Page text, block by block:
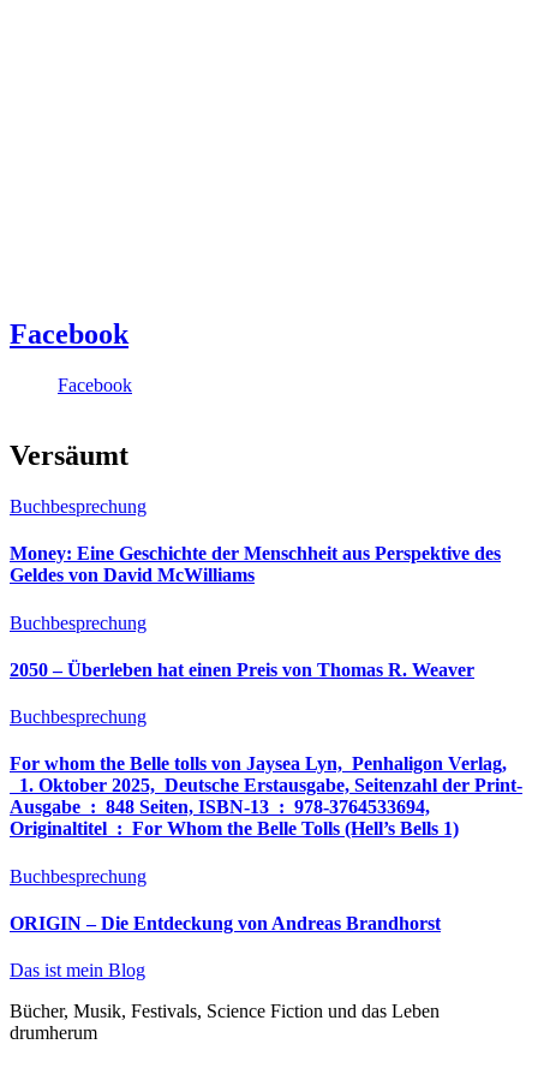
Facebook
Facebook
Versäumt
Buchbesprechung
Money: Eine Geschichte der Menschheit aus Perspektive des
Geldes von David McWilliams
Buchbesprechung
2050 – Überleben hat einen Preis von Thomas R. Weaver
Buchbesprechung
For whom the Belle tolls von Jaysea Lyn, ‎ Penhaligon Verlag,
‎ 1. Oktober 2025, ‎ Deutsche Erstausgabe, Seitenzahl der Print-
Ausgabe ‏ : ‎ 848 Seiten, ISBN-13 ‏ : ‎ 978-3764533694,
Originaltitel ‏ : ‎ For Whom the Belle Tolls (Hell’s Bells 1)
Buchbesprechung
ORIGIN – Die Entdeckung von Andreas Brandhorst
Das ist mein Blog
Bücher, Musik, Festivals, Science Fiction und das Leben
drumherum